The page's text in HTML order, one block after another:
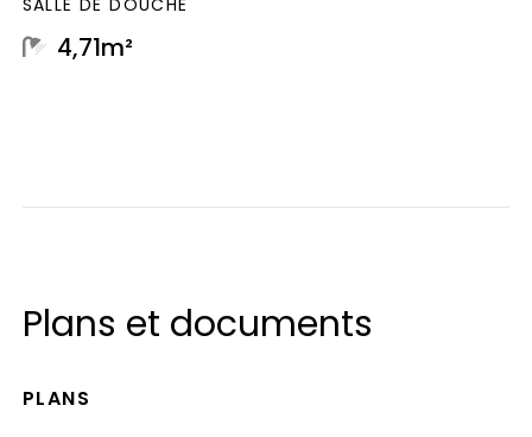
SALLE DE DOUCHE
4,71m²
Plans et documents
PLANS